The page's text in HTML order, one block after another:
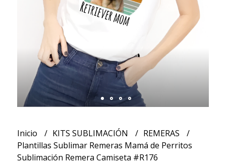
Inicio KITS SUBLIMACIÓN
REMERAS
Plantillas Sublimar Remeras Mamá de Perritos
Sublimación Remera Camiseta #R176